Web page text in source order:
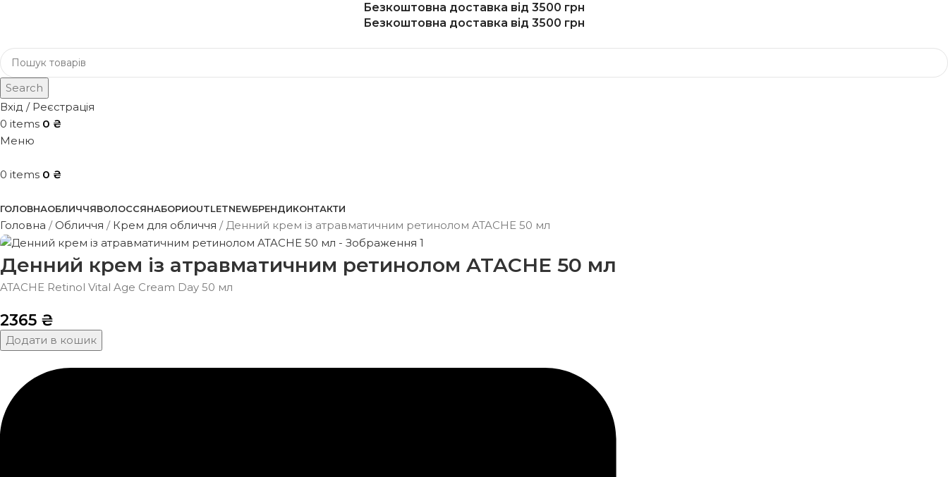
Безкоштовна доставка від 3500 грн
Безкоштовна доставка від 3500 грн
Search
Вхід / Реєстрація
0 items 0 ₴
Меню
0 items 0 ₴
ГОЛОВНАОБЛИЧЧЯВОЛОССЯНАБОРИOUTLETNEWБРЕНДИКОНТАКТИ
Головна Обличчя Крем для обличчя Денний крем із атравматичним ретинолом ATACHE 50 мл
Денний крем із атравматичним ретинолом ATACHE 50 мл
ATACHE Retinol Vital Age Cream Day 50 мл
2365 ₴
Додати в кошик